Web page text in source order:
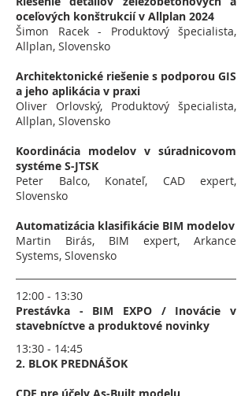
oceľových konštrukcií v Allplan 2024
Šimon Racek - Produktový špecialista,
Allplan, Slovensko
Architektonické riešenie s podporou GIS
a jeho aplikácia v praxi
Oliver Orlovský, Produktový špecialista,
Allplan, Slovensko
Koordinácia modelov v súradnicovom
systéme S-JTSK
Peter Balco, Konateľ, CAD expert,
Slovensko
Automatizácia klasifikácie BIM modelov
Martin Birás, BIM expert, Arkance
Systems, Slovensko
12:00 - 13:30
Prestávka - BIM EXPO / Inovácie v
stavebníctve a produktové novinky
13:30 - 14:45
2. BLOK PREDNÁŠOK